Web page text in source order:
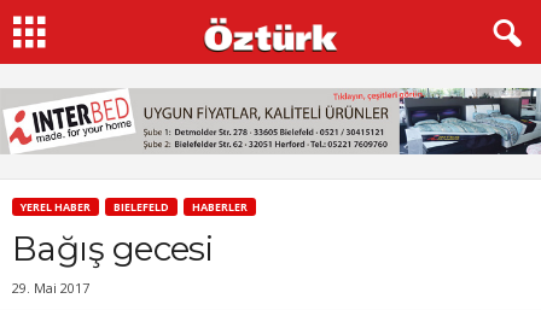
YEREL HABER BIELEFELD HABERLER
Bağış gecesi
29. Mai 2017